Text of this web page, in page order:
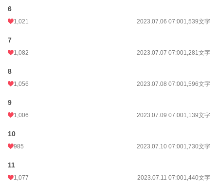
年間ポイント
6
1,021 2023.07.06 07:001,539文字
7
1,082 2023.07.07 07:001,281文字
8
1,056 2023.07.08 07:001,596文字
9
1,006 2023.07.09 07:001,139文字
10
985 2023.07.10 07:001,730文字
11
1,077 2023.07.11 07:001,440文字